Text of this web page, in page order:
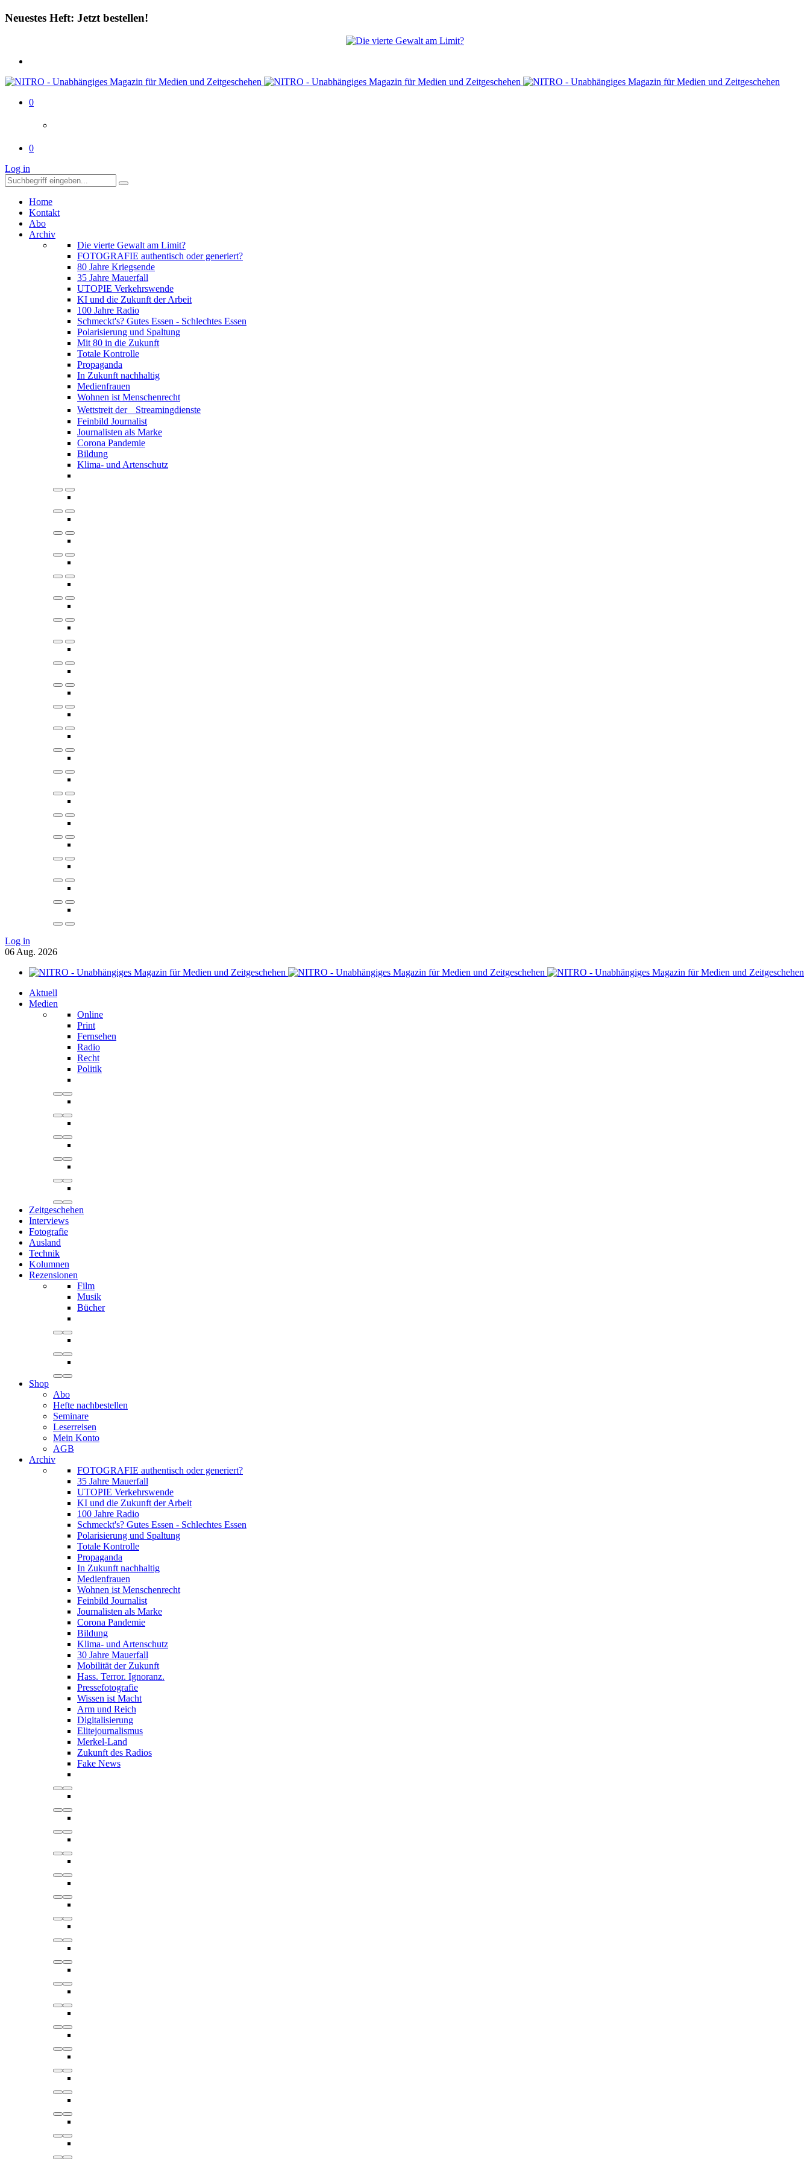
Neuestes Heft: Jetzt bestellen!
0
0
Log in
Home
Kontakt
Abo
Archiv
Die vierte Gewalt am Limit?
FOTOGRAFIE authentisch oder generiert?
80 Jahre Kriegsende
35 Jahre Mauerfall
UTOPIE Verkehrswende
KI und die Zukunft der Arbeit
100 Jahre Radio
Schmeckt's? Gutes Essen - Schlechtes Essen
Polarisierung und Spaltung
Mit 80 in die Zukunft
Totale Kontrolle
Propaganda
In Zukunft nachhaltig
Medienfrauen
Wohnen ist Menschenrecht
Wettstreit der Streamingdienste
Feinbild Journalist
Journalisten als Marke
Corona Pandemie
Bildung
Klima- und Artenschutz
Log in
06 Aug. 2026
Aktuell
Medien
Online
Print
Fernsehen
Radio
Recht
Politik
Zeitgeschehen
Interviews
Fotografie
Ausland
Technik
Kolumnen
Rezensionen
Film
Musik
Bücher
Shop
Abo
Hefte nachbestellen
Seminare
Leserreisen
Mein Konto
AGB
Archiv
FOTOGRAFIE authentisch oder generiert?
35 Jahre Mauerfall
UTOPIE Verkehrswende
KI und die Zukunft der Arbeit
100 Jahre Radio
Schmeckt's? Gutes Essen - Schlechtes Essen
Polarisierung und Spaltung
Totale Kontrolle
Propaganda
In Zukunft nachhaltig
Medienfrauen
Wohnen ist Menschenrecht
Feinbild Journalist
Journalisten als Marke
Corona Pandemie
Bildung
Klima- und Artenschutz
30 Jahre Mauerfall
Mobilität der Zukunft
Hass. Terror. Ignoranz.
Pressefotografie
Wissen ist Macht
Arm und Reich
Digitalisierung
Elitejournalismus
Merkel-Land
Zukunft des Radios
Fake News